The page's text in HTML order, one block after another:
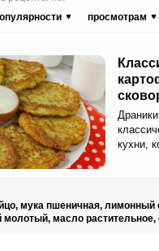
просмотрам
кухни,
он
блюдо
мука пшеничная, лимонный
молотый, масло растительное,